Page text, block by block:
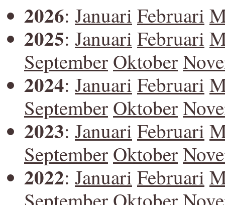
2026: Januari Februari
2025: Januari Februari
September Oktober
2024: Januari Februari
September Oktober
2023: Januari Februari
September Oktober
2022: Januari Februari